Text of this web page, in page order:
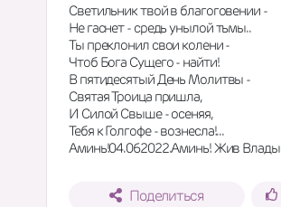
Светильник твой в благоговении -
Не гаснет - средь унылой тьмы..
Ты преклонил свои колени -
Чтоб Бога Сущего - найти!
В пятидесятый День Молитвы -
Святая Троица пришла,
И Силой Свыше - осеняя,
Тебя к Голгофе - вознесла!...
Аминь!04.062022.Аминь! Жив
Поделиться